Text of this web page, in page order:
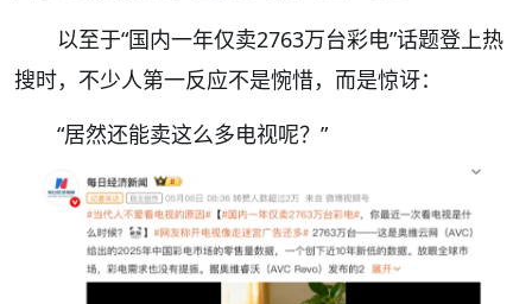
以至于“国内一年仅卖2763万台彩电”话题登上热
搜时，不少人第一反应不是惋惜，而是惊讶：
“居然还能卖这么多电视呢？”